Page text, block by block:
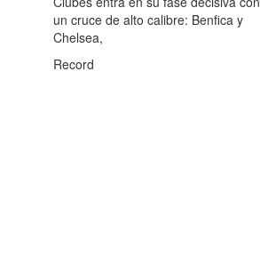
un cruce de alto calibre: Benfica y
Chelsea,
Record